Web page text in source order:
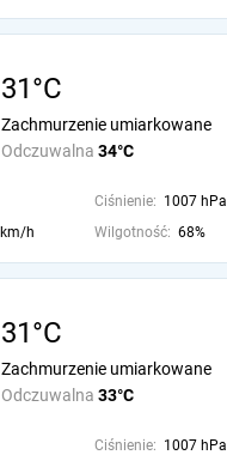
31°C
Odczuwalna 34°C
Zachmurzenie umiarkowane
Ciśnienie: 1007 hPa
h Wilgotność: 68%
31°C
Odczuwalna 33°C
Zachmurzenie umiarkowane
Ciśnienie: 1007 hPa